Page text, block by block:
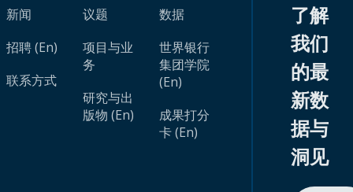
新闻
招聘 (En)
联系方式
议题
项目与业
务
研究与出
版物 (En)
数据
世界银行
集团学院
(En)
成果打分
卡 (En)
了解
我们
的最
新数
据与
洞见